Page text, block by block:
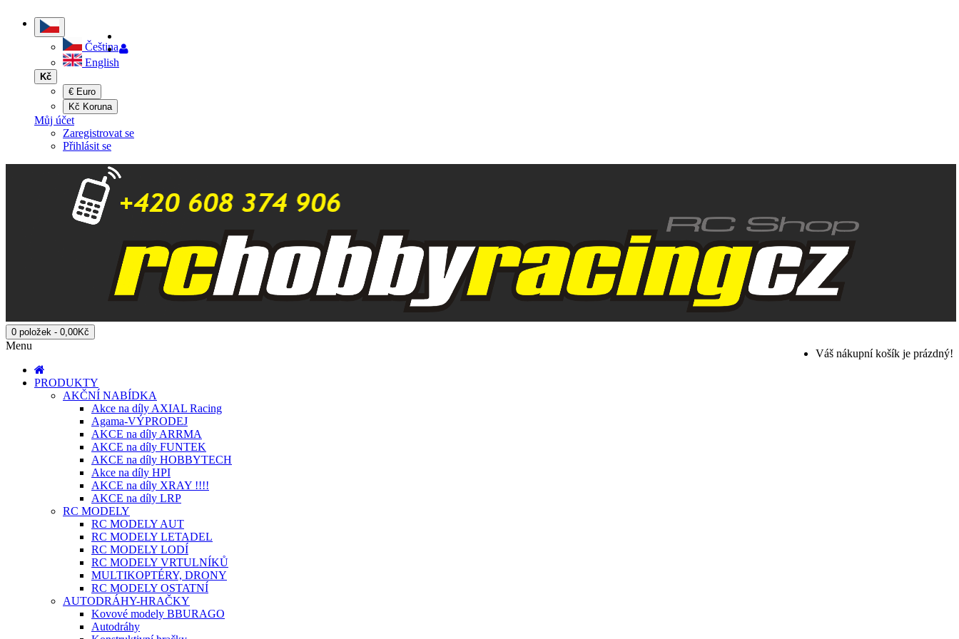
Čeština
English
Kč
€ Euro
Kč Koruna
Můj účet
Zaregistrovat se
Přihlásit se
0 položek - 0,00Kč
Váš nákupní košík je prázdný!
Menu
PRODUKTY
AKČNÍ NABÍDKA
Akce na díly AXIAL Racing
Agama-VÝPRODEJ
AKCE na díly ARRMA
AKCE na díly FUNTEK
AKCE na díly HOBBYTECH
Akce na díly HPI
AKCE na díly XRAY !!!!
AKCE na díly LRP
RC MODELY
RC MODELY AUT
RC MODELY LETADEL
RC MODELY LODÍ
RC MODELY VRTULNÍKŮ
MULTIKOPTÉRY, DRONY
RC MODELY OSTATNÍ
AUTODRÁHY-HRAČKY
Kovové modely BBURAGO
Autodráhy